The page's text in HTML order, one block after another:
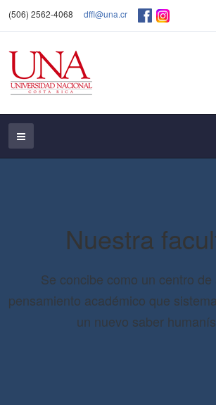
(506) 2562-4068 dffl@una.cr
Nuestra
Se concibe como un centro de
pensamiento académico que
un nuevo saber